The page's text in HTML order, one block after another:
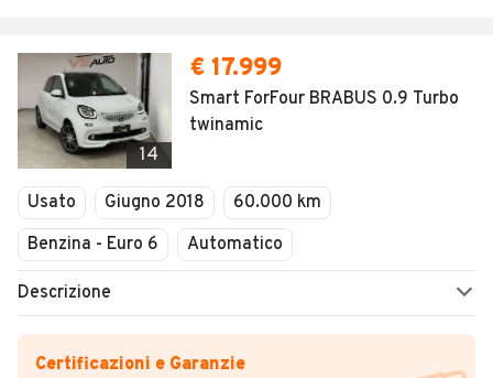
14
€ 17.999
Smart ForFour BRABUS 0.9 Turbo
twinamic
Usato Giugno 2018
60.000 km
Benzina - Euro 6
Automatico
Descrizione
Certificazioni e Garanzie